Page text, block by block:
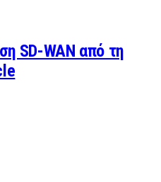
SD-WAN από τη